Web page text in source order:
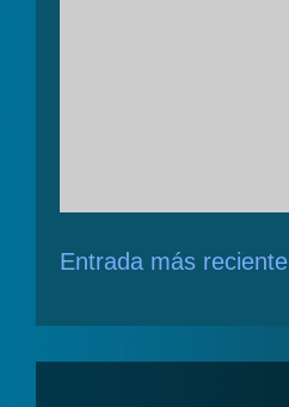
Entrada más reciente